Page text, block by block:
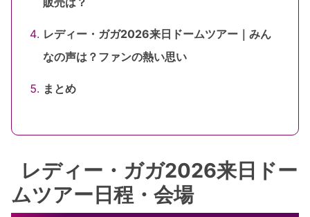
レディー・ガガ2026来日ドームツアー｜みん
なの声は？ファンの熱い思い
まとめ
レディー・ガガ2026来日ドー
ムツアー日程・会場